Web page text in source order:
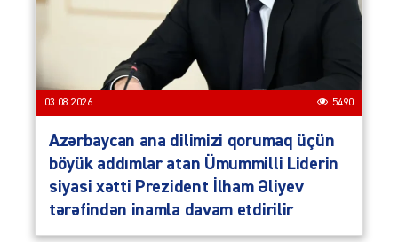
03.08.2026 5490
Azərbaycan ana dilimizi qorumaq üçün
böyük addımlar atan Ümummilli Liderin
siyasi xətti Prezident İlham Əliyev
tərəfindən inamla davam etdirilir